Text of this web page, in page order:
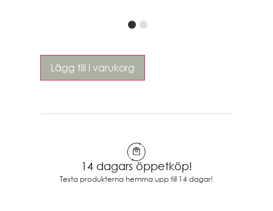
Lägg till i varukorg
14 dagars öppetköp!
Testa produkterna hemma upp till 14 dagar!